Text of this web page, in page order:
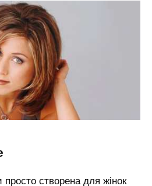
створена для жінок